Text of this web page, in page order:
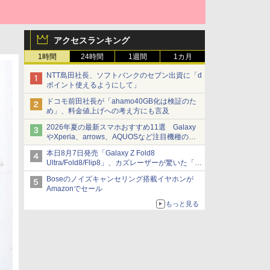
アクセスランキング
1時間 24時間 1週間 1カ月
NTT島田社長、ソフトバンクのセブン出資に「d
ポイント使えるようにして」
ドコモ前田社長が「ahamo40GB化は検証のた
め」、料金値上げへの考え方にも言及
2026年夏の最新スマホおすすめ11選 Galaxy
やXperia、arrows、AQUOSなど注目機種の特
徴は
本日8月7日発売「Galaxy Z Fold8
Ultra/Fold8/Flip8」、カズレーザーが驚いた「そ
ば屋のメニュー並みの薄さ」
Boseのノイズキャンセリング搭載イヤホンが
Amazonでセール
もっと見る